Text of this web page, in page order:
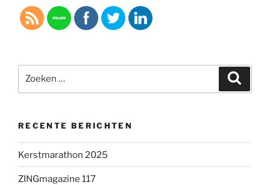
naar:
RECENTE BERICHTEN
Kerstmarathon 2025
ZINGmagazine 117